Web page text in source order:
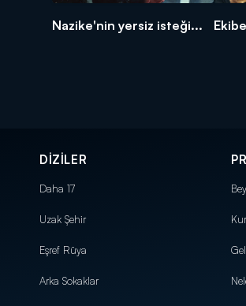
Nazike'nin yersiz isteği...
DİZİLER
Daha 17
Uzak Şehir
Eşref Rüya
Arka Sokaklar